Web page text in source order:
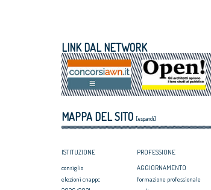
Giornata della Libera Professione:
l’intervento del CNAPPC
Concorsi di progettazione: concluso il
corso per Coordinatori di Concorsi di
LINK DAL NETWORK
MAPPA DEL SITO [espandi]
ISTITUZIONE
consiglio
elezioni cnappc
PROFESSIONE
AGGIORNAMENTO
formazione professionale